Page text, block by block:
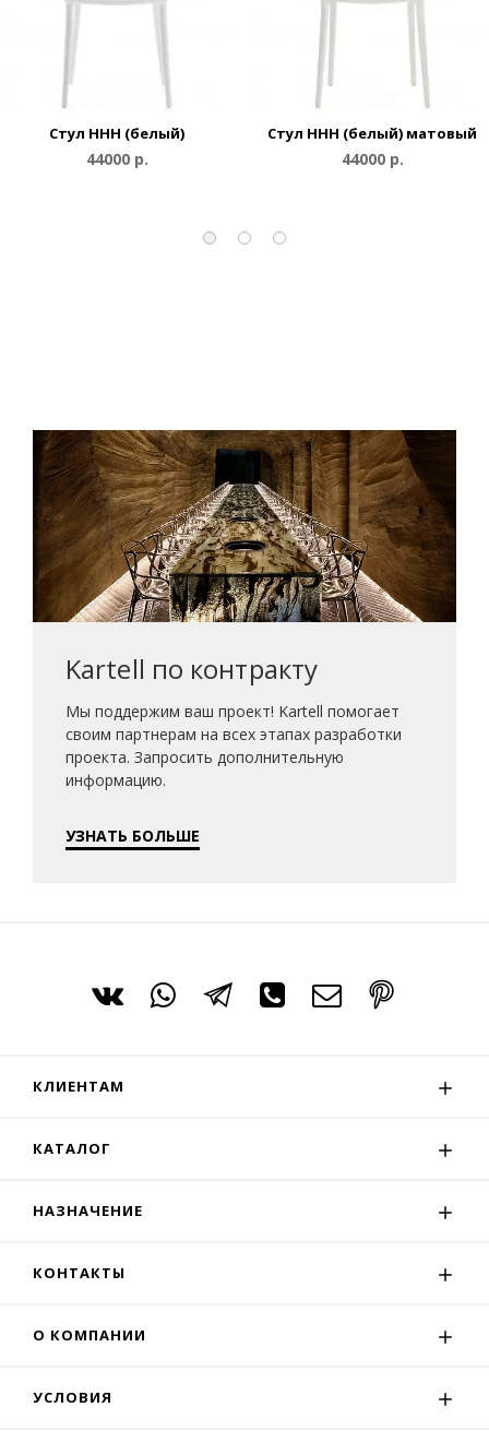
Стул HHH (белый)
44000 р.
Стул HHH (белый) матовый
44000 р.
Kartell по контракту
Мы поддержим ваш проект! Kartell помогает
своим партнерам на всех этапах разработки
проекта. Запросить дополнительную
информацию.
УЗНАТЬ БОЛЬШЕ
КЛИЕНТАМ
КАТАЛОГ
НАЗНАЧЕНИЕ
КОНТАКТЫ
О КОМПАНИИ
УСЛОВИЯ